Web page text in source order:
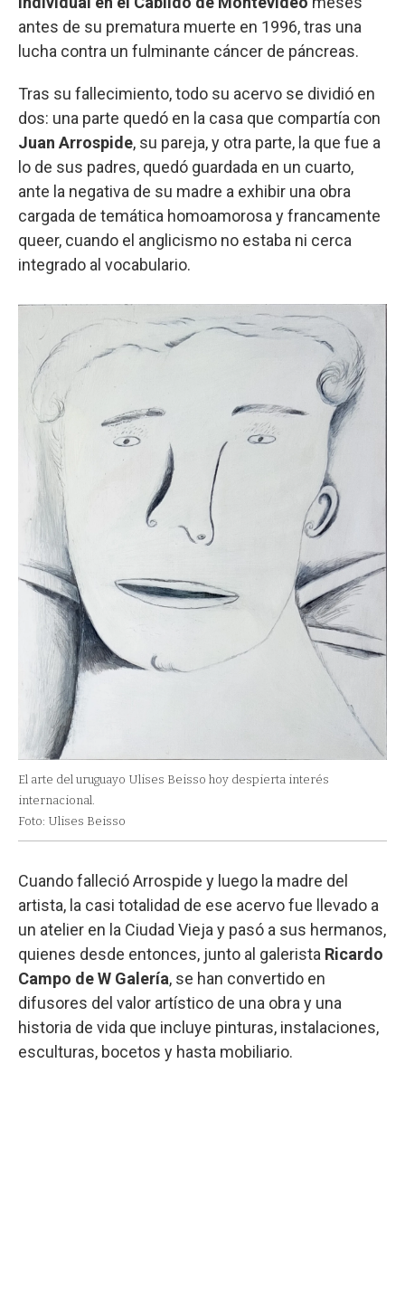
antes de su prematura muerte en 1996, tras una
lucha contra un fulminante cáncer de páncreas.
Tras su fallecimiento, todo su acervo se dividió en
dos: una parte quedó en la casa que compartía con
Juan Arrospide, su pareja, y otra parte, la que fue a
lo de sus padres, quedó guardada en un cuarto,
ante la negativa de su madre a exhibir una obra
cargada de temática homoamorosa y francamente
queer, cuando el anglicismo no estaba ni cerca
integrado al vocabulario.
El arte del uruguayo Ulises Beisso hoy despierta interés
internacional.
Foto: Ulises Beisso
Cuando falleció Arrospide y luego la madre del
artista, la casi totalidad de ese acervo fue llevado a
un atelier en la Ciudad Vieja y pasó a sus hermanos,
quienes desde entonces, junto al galerista Ricardo
Campo de W Galería, se han convertido en
difusores del valor artístico de una obra y una
historia de vida que incluye pinturas, instalaciones,
esculturas, bocetos y hasta mobiliario.